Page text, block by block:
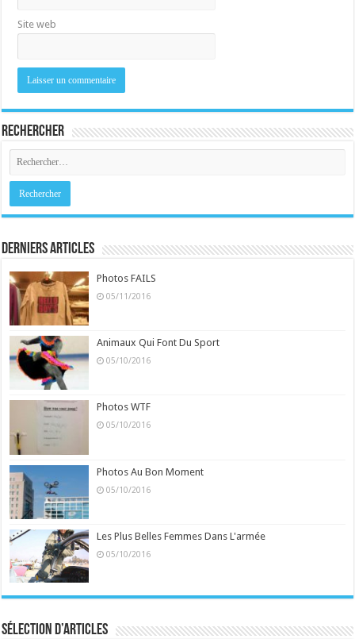
Site web
Rechercher
Derniers Articles
Photos FAILS
05/11/2016
Animaux Qui Font Du Sport
05/10/2016
Photos WTF
05/10/2016
Photos Au Bon Moment
05/10/2016
Les Plus Belles Femmes Dans L'armée
05/10/2016
Sélection d’articles